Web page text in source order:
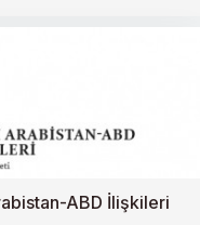
ABD İlişkileri